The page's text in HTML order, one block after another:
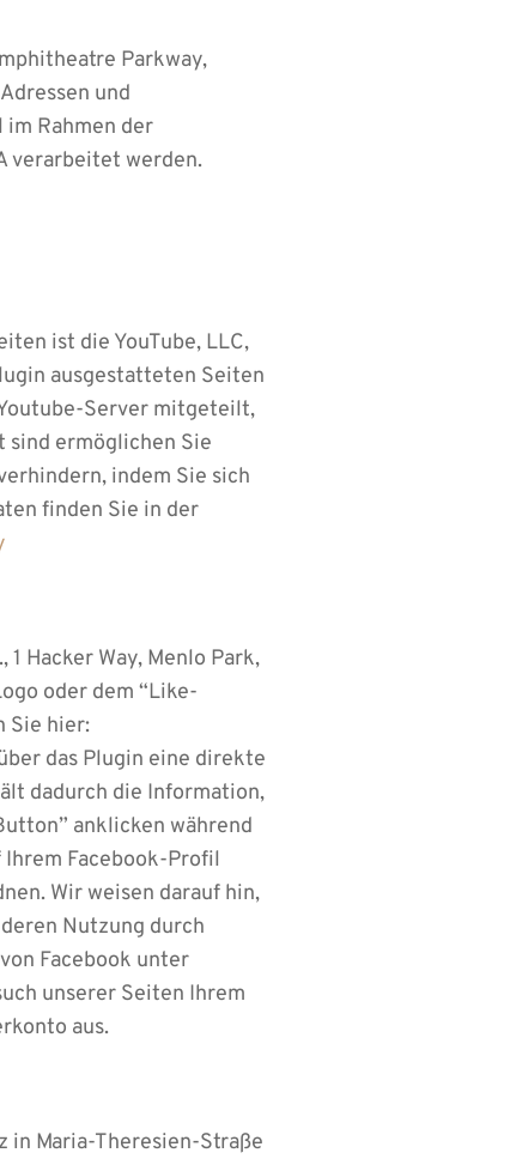
Parkway,
und
Rahmen der
verarbeitet werden.
ist die YouTube, LLC,
ausgestatteten Seiten
Server mitgeteilt,
sind ermöglichen Sie
indem Sie sich
finden Sie in der
Hacker Way, Menlo Park,
oder dem “Like-
Sie hier:
das Plugin eine direkte
dadurch die Information,
anklicken während
Facebook-Profil
Wir weisen darauf hin,
Nutzung durch
Facebook unter
unserer Seiten Ihrem
aus.
in Maria-Theresien-Straße